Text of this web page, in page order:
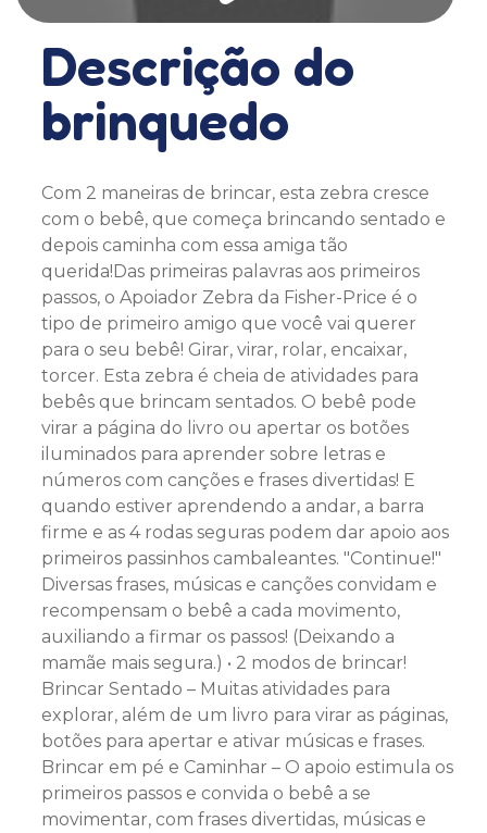
Descrição do
brinquedo
Com 2 maneiras de brincar, esta zebra cresce
com o bebê, que começa brincando sentado e
depois caminha com essa amiga tão
querida!Das primeiras palavras aos primeiros
passos, o Apoiador Zebra da Fisher-Price é o
tipo de primeiro amigo que você vai querer
para o seu bebê! Girar, virar, rolar, encaixar,
torcer. Esta zebra é cheia de atividades para
bebês que brincam sentados. O bebê pode
virar a página do livro ou apertar os botões
iluminados para aprender sobre letras e
números com canções e frases divertidas! E
quando estiver aprendendo a andar, a barra
firme e as 4 rodas seguras podem dar apoio aos
primeiros passinhos cambaleantes. "Continue!"
Diversas frases, músicas e canções convidam e
recompensam o bebê a cada movimento,
auxiliando a firmar os passos! (Deixando a
mamãe mais segura.) • 2 modos de brincar!
Brincar Sentado – Muitas atividades para
explorar, além de um livro para virar as páginas,
botões para apertar e ativar músicas e frases.
Brincar em pé e Caminhar – O apoio estimula os
primeiros passos e convida o bebê a se
movimentar, com frases divertidas, músicas e